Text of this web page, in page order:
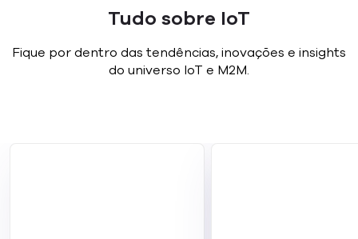
Tudo sobre IoT
Fique por dentro das tendências, inovações e insights
do universo IoT e M2M.